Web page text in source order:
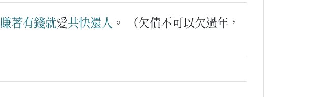
賺著有錢就愛共快還人 。
（欠債不可以欠過年，